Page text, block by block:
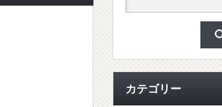
カテゴリー